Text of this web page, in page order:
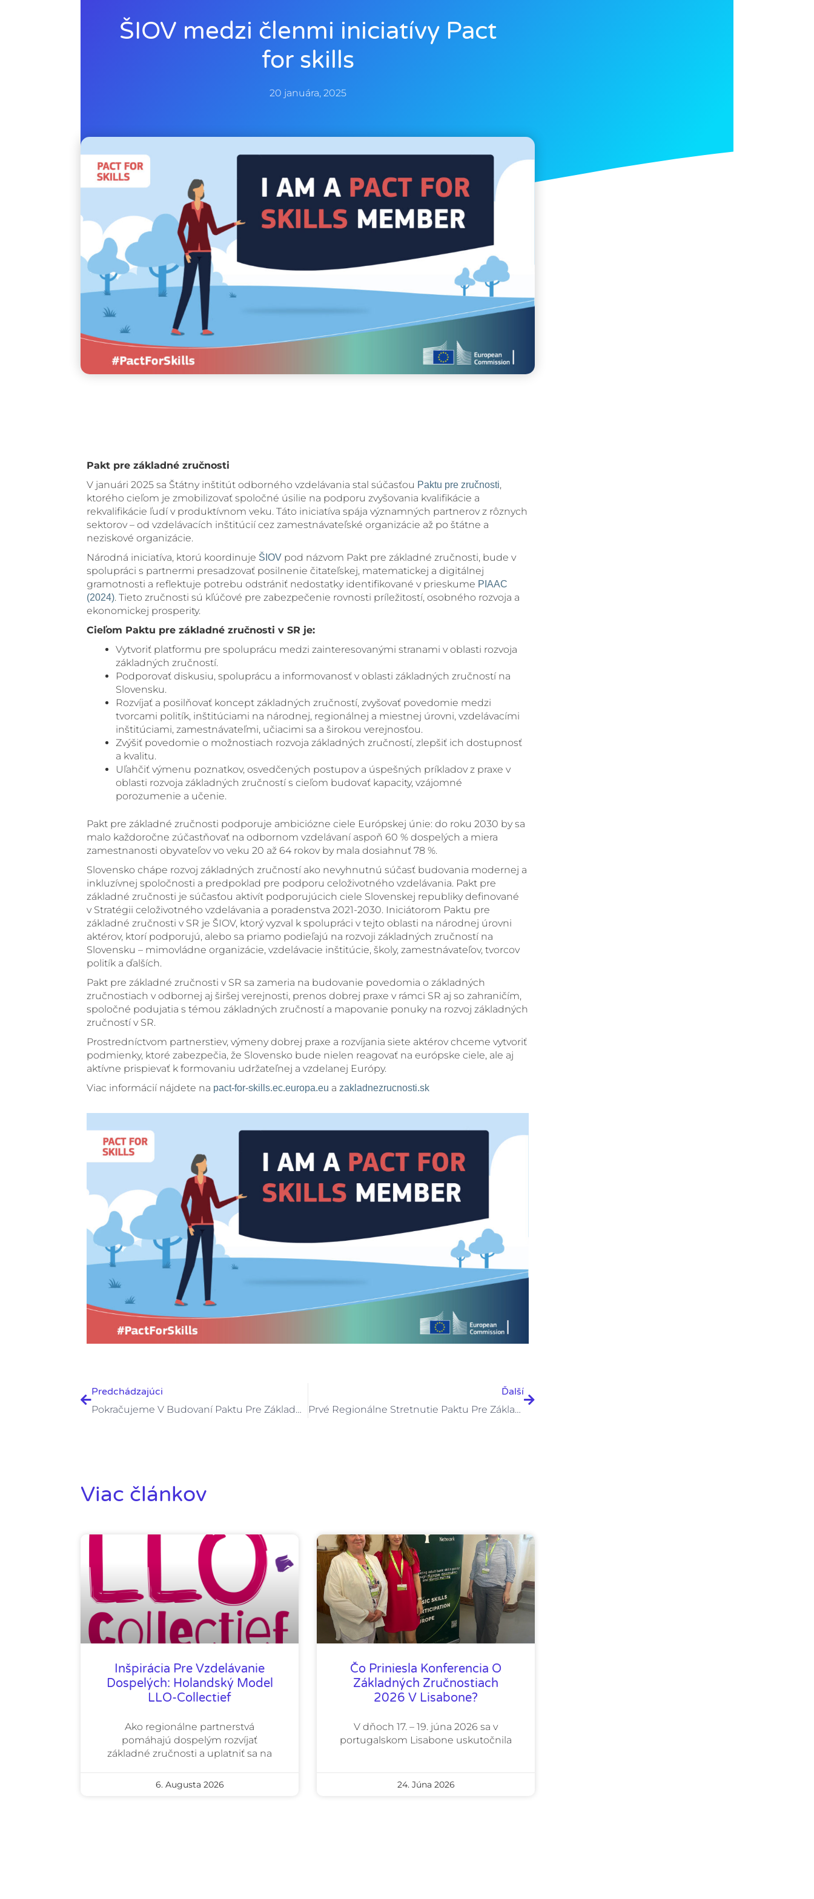
ŠIOV medzi členmi iniciatívy Pact
for skills
20 januára, 2025
Pakt pre základné zručnosti
V januári 2025 sa Štátny inštitút odborného vzdelávania stal súčasťou Paktu pre zručnosti,
ktorého cieľom je zmobilizovať spoločné úsilie na podporu zvyšovania kvalifikácie a
rekvalifikácie ľudí v produktívnom veku. Táto iniciatíva spája významných partnerov z rôznych
sektorov – od vzdelávacích inštitúcií cez zamestnávateľské organizácie až po štátne a
neziskové organizácie.
Národná iniciatíva, ktorú koordinuje ŠIOV pod názvom Pakt pre základné zručnosti, bude v
spolupráci s partnermi presadzovať posilnenie čitateľskej, matematickej a digitálnej
gramotnosti a reflektuje potrebu odstrániť nedostatky identifikované v prieskume PIAAC
(2024). Tieto zručnosti sú kľúčové pre zabezpečenie rovnosti príležitostí, osobného rozvoja a
ekonomickej prosperity.
Cieľom Paktu pre základné zručnosti v SR je:
Vytvoriť platformu pre spoluprácu medzi zainteresovanými stranami v oblasti rozvoja
základných zručností.
Podporovať diskusiu, spoluprácu a informovanosť v oblasti základných zručností na
Slovensku.
Rozvíjať a posilňovať koncept základných zručností, zvyšovať povedomie medzi
tvorcami politík, inštitúciami na národnej, regionálnej a miestnej úrovni, vzdelávacími
inštitúciami, zamestnávateľmi, učiacimi sa a širokou verejnosťou.
Zvýšiť povedomie o možnostiach rozvoja základných zručností, zlepšiť ich dostupnosť
a kvalitu.
Uľahčiť výmenu poznatkov, osvedčených postupov a úspešných príkladov z praxe v
oblasti rozvoja základných zručností s cieľom budovať kapacity, vzájomné
porozumenie a učenie.
Pakt pre základné zručnosti podporuje ambiciózne ciele Európskej únie: do roku 2030 by sa
malo každoročne zúčastňovať na odbornom vzdelávaní aspoň 60 % dospelých a miera
zamestnanosti obyvateľov vo veku 20 až 64 rokov by mala dosiahnuť 78 %.
Slovensko chápe rozvoj základných zručností ako nevyhnutnú súčasť budovania modernej a
inkluzívnej spoločnosti a predpoklad pre podporu celoživotného vzdelávania. Pakt pre
základné zručnosti je súčasťou aktivít podporujúcich ciele Slovenskej republiky definované
v Stratégii celoživotného vzdelávania a poradenstva 2021-2030. Iniciátorom Paktu pre
základné zručnosti v SR je ŠIOV, ktorý vyzval k spolupráci v tejto oblasti na národnej úrovni
aktérov, ktorí podporujú, alebo sa priamo podieľajú na rozvoji základných zručností na
Slovensku – mimovládne organizácie, vzdelávacie inštitúcie, školy, zamestnávateľov, tvorcov
politík a ďalších.
Pakt pre základné zručnosti v SR sa zameria na budovanie povedomia o základných
zručnostiach v odbornej aj širšej verejnosti, prenos dobrej praxe v rámci SR aj so zahraničím,
spoločné podujatia s témou základných zručností a mapovanie ponuky na rozvoj základných
zručností v SR.
Prostredníctvom partnerstiev, výmeny dobrej praxe a rozvíjania siete aktérov chceme vytvoriť
podmienky, ktoré zabezpečia, že Slovensko bude nielen reagovať na európske ciele, ale aj
aktívne prispievať k formovaniu udržateľnej a vzdelanej Európy.
Viac informácií nájdete na pact-for-skills.ec.europa.eu a zakladnezrucnosti.sk
Predchádzajúci
Pokračujeme V Budovaní Paktu Pre Základné Zručnosti Dospelých Na Slovensku
Ďalší
Prvé Regionálne Stretnutie Paktu Pre Základné Zručnosti V SR Sa Uskutočnilo V Banskej Bystrici
Viac článkov
Inšpirácia Pre Vzdelávanie
Dospelých: Holandský Model
LLO-Collectief
Ako regionálne partnerstvá
pomáhajú dospelým rozvíjať
základné zručnosti a uplatniť sa na
6. Augusta 2026
Čo Priniesla Konferencia O
Základných Zručnostiach
2026 V Lisabone?
V dňoch 17. – 19. júna 2026 sa v
portugalskom Lisabone uskutočnila
24. Júna 2026